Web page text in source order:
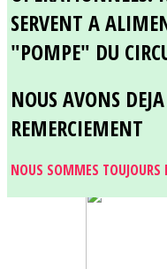
SERVENT A
"POMPE" DU
NOUS AVONS
REMERCIEMENT
NOUS SOMMES TOUJOURS